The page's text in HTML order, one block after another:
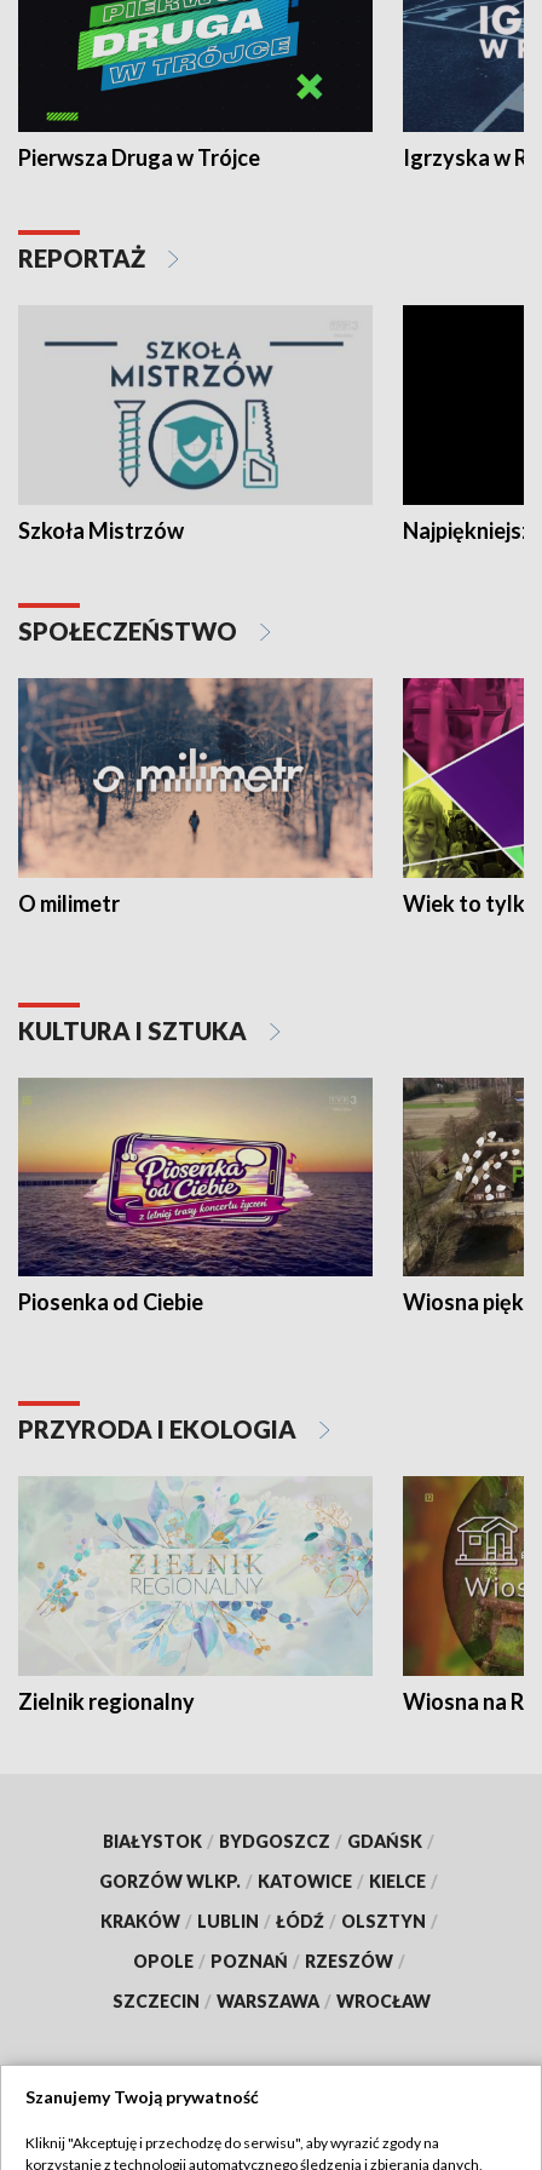
Pierwsza Druga w Trójce Igrzyska w
REPORTAŻ
Szkoła Mistrzów
SPOŁECZEŃSTWO
O milimetr Wiek to tylko
KULTURA I SZTUKA
Piosenka od Ciebie Wiosna
PRZYRODA I EKOLOGIA
Zielnik regionalny Wiosna na
BIAŁYSTOK / BYDGOSZCZ / GDAŃSK /
GORZÓW WLKP. / KATOWICE / KIELCE /
KRAKÓW / LUBLIN / ŁÓDŹ / OLSZTYN /
OPOLE / POZNAŃ / RZESZÓW /
SZCZECIN / WARSZAWA / WROCŁAW
Szanujemy Twoją prywatność
Kliknij "Akceptuję i przechodzę do serwisu", aby wyrazić zgody na
korzystanie z technologii automatycznego śledzenia i zbierania danych,